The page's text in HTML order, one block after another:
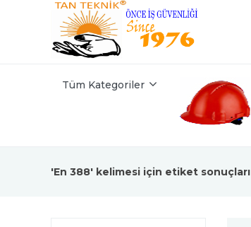
Tüm Kategoriler
'En 388' kelimesi için etiket sonuçları